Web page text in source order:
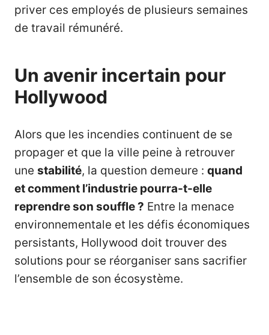
priver ces employés de plusieurs semaines
de travail rémunéré.
Un avenir incertain pour
Hollywood
Alors que les incendies continuent de se
propager et que la ville peine à retrouver
une stabilité, la question demeure : quand
et comment l’industrie pourra-t-elle
reprendre son souffle ? Entre la menace
environnementale et les défis économiques
persistants, Hollywood doit trouver des
solutions pour se réorganiser sans sacrifier
l’ensemble de son écosystème.